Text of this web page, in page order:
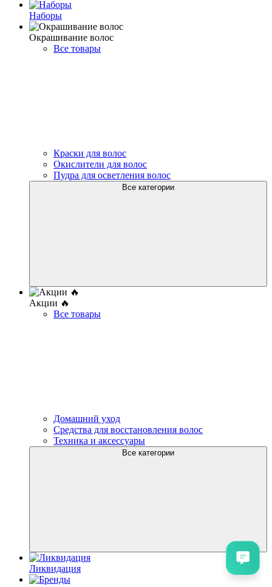
Наборы
Окрашивание волос
Все товары
Краски для волос
Окислители для волос
Пудра для осветления волос
Все категории
Акции 🔥
Все товары
Домашний уход
Средства для восстановления волос
Техника и аксессуары
Все категории
Ликвидация